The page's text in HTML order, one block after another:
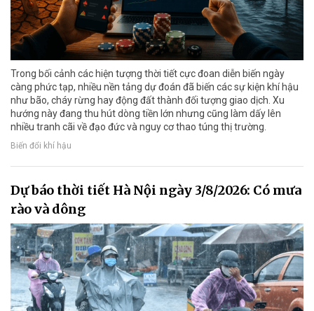
Trong bối cảnh các hiện tượng thời tiết cực đoan diễn biến ngày
càng phức tạp, nhiều nền tảng dự đoán đã biến các sự kiện khí hậu
như bão, cháy rừng hay động đất thành đối tượng giao dịch. Xu
hướng này đang thu hút dòng tiền lớn nhưng cũng làm dấy lên
nhiều tranh cãi về đạo đức và nguy cơ thao túng thị trường.
Biến đổi khí hậu
Dự báo thời tiết Hà Nội ngày 3/8/2026: Có mưa
rào và dông